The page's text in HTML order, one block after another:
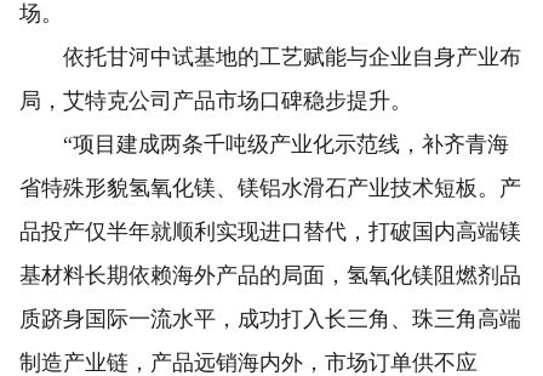
场。
依托甘河中试基地的工艺赋能与企业自身产业布
局，艾特克公司产品市场口碑稳步提升。
“项目建成两条千吨级产业化示范线，补齐青海
省特殊形貌氢氧化镁、镁铝水滑石产业技术短板。产
品投产仅半年就顺利实现进口替代，打破国内高端镁
基材料长期依赖海外产品的局面，氢氧化镁阻燃剂品
质跻身国际一流水平，成功打入长三角、珠三角高端
制造产业链，产品远销海内外，市场订单供不应